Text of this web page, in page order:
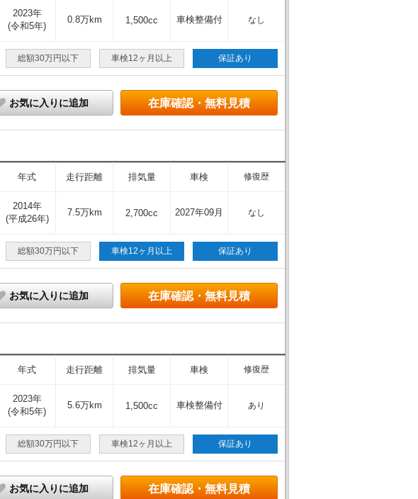
2023年
(令和5年)
0.8万km 1,500cc 車検整備付 なし
総額30万円以下 車検12ヶ月以上 保証あり
在庫確認・無料見積
お気に入りに追加
年式 走行距離 排気量 車検 修復歴
2014年
(平成26年)
7.5万km 2,700cc 2027年09月 なし
総額30万円以下 車検12ヶ月以上 保証あり
在庫確認・無料見積
お気に入りに追加
年式 走行距離 排気量 車検 修復歴
2023年
(令和5年)
5.6万km 1,500cc 車検整備付 あり
総額30万円以下 車検12ヶ月以上 保証あり
在庫確認・無料見積
お気に入りに追加